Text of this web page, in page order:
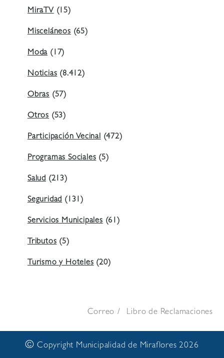
MiraTV (15)
Misceláneos (65)
Moda (17)
Noticias (8.412)
Obras (57)
Otros (53)
Participación Vecinal (472)
Programas Sociales (5)
Salud (213)
Seguridad (131)
Servicios Municipales (61)
Tributos (5)
Turismo y Hoteles (20)
Correo Libro de Reclamaciones
© Copyright Municipalidad de Miraflores 2026